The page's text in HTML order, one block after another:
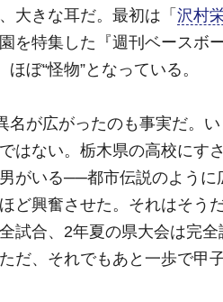
大きな耳だ。最初は「 沢村
を特集した『週刊ベースボ
ぼ“怪物”となっている。
名が広がったのも事実だ。
はない。栃木県の高校にす
がいる──都市伝説のように
ど興奮させた。それはそう
試合、2年夏の県大会は完
だ、それでもあと一歩で甲